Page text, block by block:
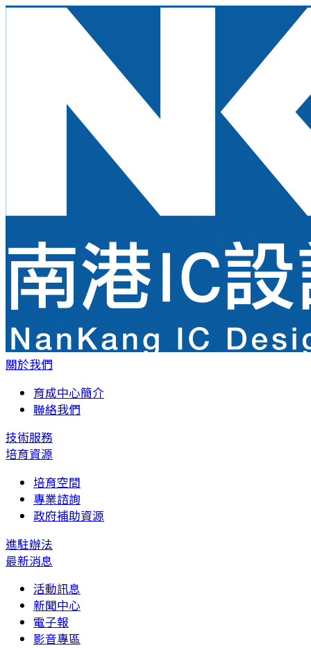
關於我們
育成中心簡介
聯絡我們
技術服務
培育資源
培育空間
專業諮詢
政府補助資源
進駐辦法
最新消息
活動訊息
新聞中心
電子報
影音專區